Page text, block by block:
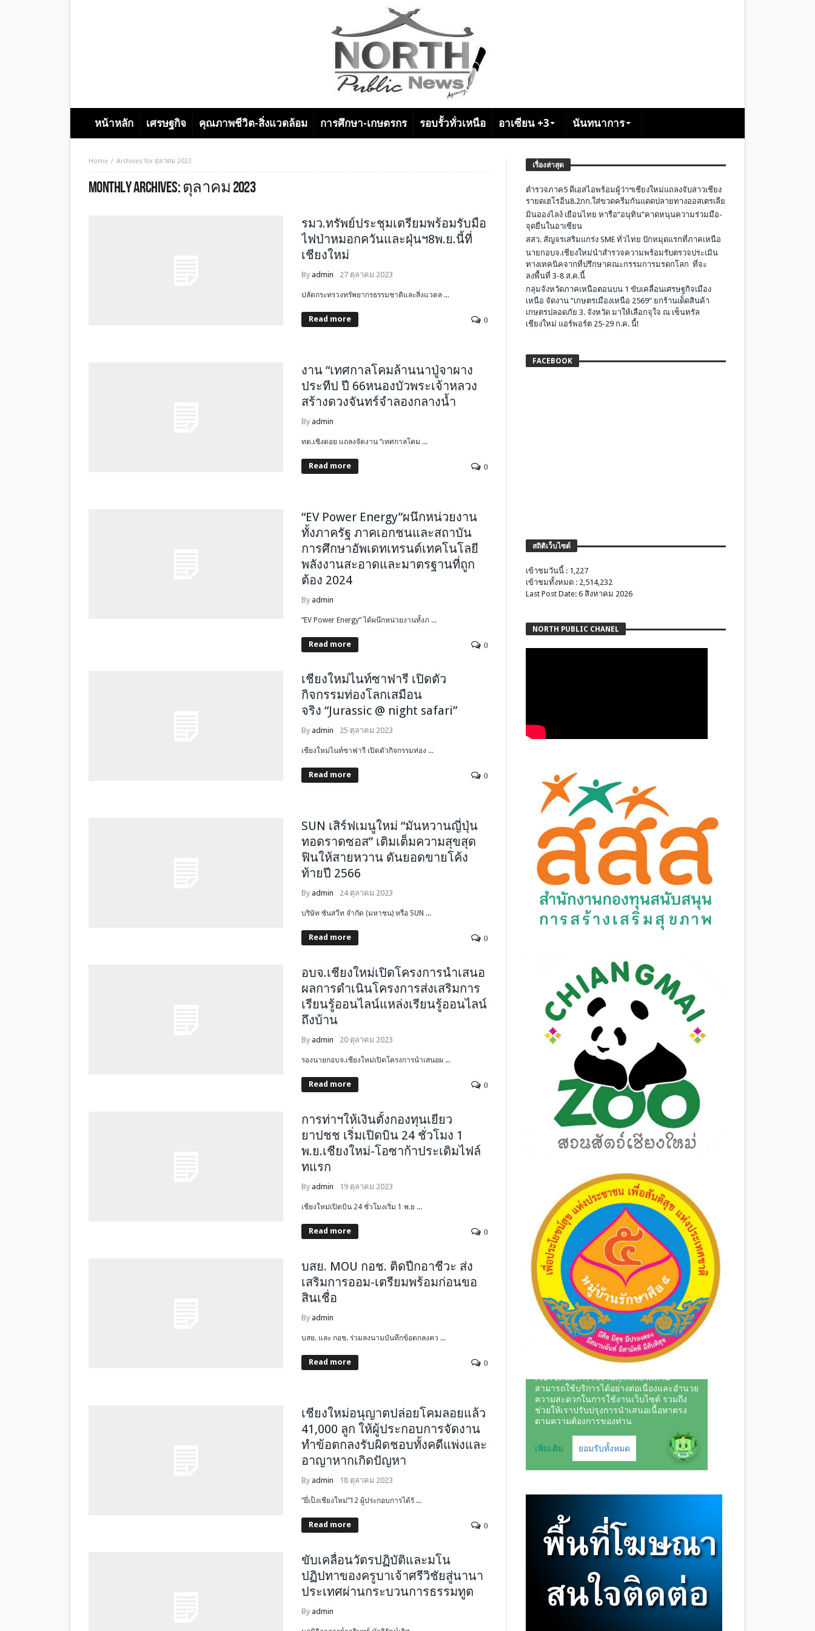
หน้าหลัก เศรษฐกิจ คุณภาพชีวิต-สิ่งแวดล้อม การศึกษา-เกษตรกร รอบรั้วทั่วเหนือ อาเซียน +3 นันทนาการ
Home Archives for ตุลาคม 2023
MONTHLY ARCHIVES:ตุลาคม 2023
รมว.ทรัพย์ประชุมเตรียมพร้อมรับมือ
ไฟป่าหมอกควันและฝุ่นฯ8พ.ย.นี้ที่
เชียงใหม่
By admin 27 ตุลาคม 2023
ปลัดกระทรวงทรัพยากรธรรมชาติและสิ่งแวดล ...
Read more 0
งาน “เทศกาลโคมล้านนาปู่จาผาง
ประทีป ปี​ 66หนองบัวพระเจ้าหลวง
สร้างดวงจันทร์จำลองกลางน้ำ
By admin
ทต.เชิงดอย แถลงจัดงาน “เทศกาลโคม ...
Read more 0
“EV Power Energy”ผนึกหน่วยงาน
ทั้งภาครัฐ ภาคเอกชนและสถาบัน
การศึกษาอัพเดทเทรนด์เทคโนโลยี
พลังงานสะอาดและมาตรฐานที่ถูก
ต้อง 2024
By admin
“EV Power Energy” ได้ผนึกหน่วยงานทั้งภ ...
Read more 0
เชียงใหม่ไนท์ซาฟารี เปิดตัว
กิจกรรมท่องโลกเสมือน
จริง “Jurassic @ night safari”
By admin 25 ตุลาคม 2023
เชียงใหม่ไนท์ซาฟารี เปิดตัวกิจกรรมท่อง ...
Read more 0
SUN เสิร์ฟเมนูใหม่ “มันหวานญี่ปุ่น
ทอดราดซอส” เติมเต็มความสุขสุด
ฟินให้สายหวาน ดันยอดขายโค้ง
ท้ายปี 2566
By admin 24 ตุลาคม 2023
บริษัท ซันสวีท จำกัด (มหาชน) หรือ SUN ...
Read more 0
อบจ.เชียงใหม่เปิดโครงการนำเสนอ
ผลการดำเนินโครงการส่งเสริมการ
เรียนรู้ออนไลน์แหล่งเรียนรู้ออนไลน์
ถึงบ้าน
By admin 20 ตุลาคม 2023
รองนายกอบจ.เชียงใหม่เปิดโครงการนำเสนอผ ...
Read more 0
การท่าฯให้เงินตั้งกองทุนเยียว
ยาปชช เริ่มเปิดบิน 24 ชั่วโมง 1
พ.ย.เชียงใหม่-โอซาก้าประเดิมไฟล์
ทแรก
By admin 19 ตุลาคม 2023
เชียงใหม่เปิดบิน 24 ชั่วโมงเริ่ม 1 พ.ย ...
Read more 0
บสย. MOU กอช. ติดปีกอาชีวะ ส่ง
เสริมการออม-เตรียมพร้อมก่อนขอ
สินเชื่อ
By admin
บสย. และ กอช. ร่วมลงนามบันทึกข้อตกลงคว ...
Read more 0
เชียงใหม่อนุญาตปล่อยโคมลอยแล้ว
41,000 ลูก ให้ผู้ประกอบการจัดงาน
ทำข้อตกลงรับผิดชอบทั้งคดีแพ่งและ
อาญาหากเกิดปัญหา
By admin 18 ตุลาคม 2023
“ยี่เป็งเชียงใหม่”12 ผู้ประกอบการได้รั ...
Read more 0
ขับเคลื่อนวัตรปฏิบัติและมโน
ปฏิปทาของครูบาเจ้าศรีวิชัยสู่นานา
ประเทศผ่านกระบวนการธรรมทูต
By admin
เรื่องล่าสุด
ตำรวจภาค5 ดีเอสไอพร้อมผู้ว่าฯเชียงใหม่แถลงจับสาวเชียง
รายดเฮโรอีน8.2กก.ใส่ขวดครีมกันแดดปลายทางออสเตรเลีย
มินอองไลง์ เยือนไทย หารือ”อนุทิน”คาดหนุนความร่วมมือ-
จุดยืนในอาเซียน
สสว. สัญจรเสริมแกร่ง SME ทั่วไทย ปักหมุดแรกที่ภาคเหนือ
นายกอบจ.เชียงใหม่นำสำรวจความพร้อมรับตรวจประเมิน
ทางเทคนิคจากที่ปรึกษาคณะกรรมการมรดกโลก ที่จะ
ลงพื้นที่ 3-8 ส.ค.นี้
กลุ่มจังหวัดภาคเหนือตอนบน 1 ขับเคลื่อนเศรษฐกิจเมือง
เหนือ จัดงาน “เกษตรเมืองเหนือ 2569” ยกร้านเด็ดสินค้า
เกษตรปลอดภัย 3. จังหวัด มาให้เลือกจุใจ ณ เซ็นทรัล
เชียงใหม่ แอร์พอร์ต 25-29 ก.ค. นี้!
FACEBOOK
สถิติเว็บไซต์
เข้าชมวันนี้ : 1,227
เข้าชมทั้งหมด : 2,514,232
Last Post Date: 6 สิงหาคม 2026
NORTH PUBLIC CHANEL